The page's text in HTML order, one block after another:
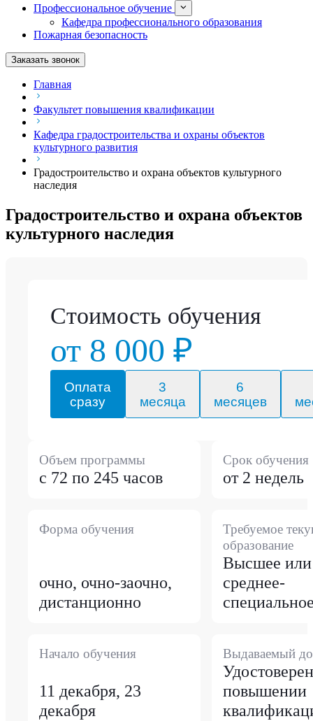
Профессиональное обучение
Кафедра профессионального образования
Пожарная безопасность
Заказать звонок
Главная
Факультет повышения квалификации
Кафедра градостроительства и охраны объектов
культурного развития
Градостроительство и охрана объектов культурного
наследия
Градостроительство и охрана объектов
культурного наследия
Стоимость обучения
от 8 000 ₽
Оплата
сразу
3
месяца
6
месяцев
Объем программы
с 72 по 245 часов
Срок обучения
от 2 недель
Форма обучения
очно, очно-заочно,
дистанционно
Требуемое
образование
Высшее или
среднее-
Начало обучения
11 декабря, 23
декабря
Выдаваемый
повышении